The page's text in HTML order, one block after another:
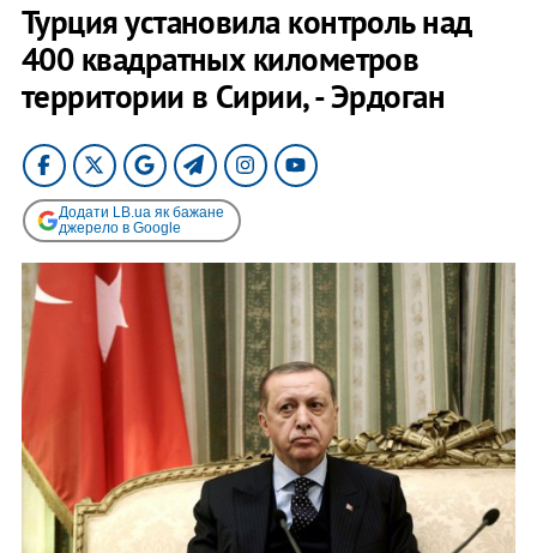
Турция установила контроль над
400 квадратных километров
территории в Сирии, - Эрдоган
Додати LB.ua як бажане
джерело в Google